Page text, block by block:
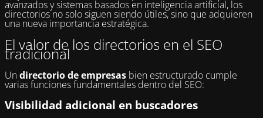
avanzados y sistemas basados en inteligencia artificial, los
directorios no solo siguen siendo útiles, sino que adquieren
una nueva importancia estratégica.
El valor de los directorios en el SEO
tradicional
Undirectorio de empresas bien estructurado cumple
varias funciones fundamentales dentro del SEO:
Visibilidad adicional en buscadores